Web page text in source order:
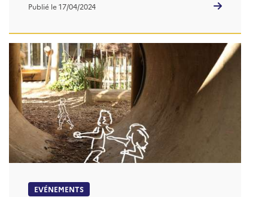
Publié le 17/04/2024
EVÉNEMENTS